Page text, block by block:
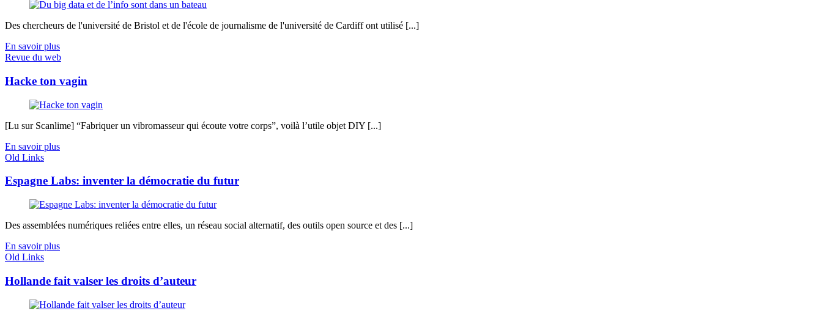
Des chercheurs de l'université de Bristol et de l'école de journalisme de l'université de Cardiff ont utilisé [...]
En savoir plus
Revue du web
Hacke ton vagin
[Lu sur Scanlime] “Fabriquer un vibromasseur qui écoute votre corps”, voilà l’utile objet DIY [...]
En savoir plus
Old Links
Espagne Labs: inventer la démocratie du futur
Des assemblées numériques reliées entre elles, un réseau social alternatif, des outils open source et des [...]
En savoir plus
Old Links
Hollande fait valser les droits d’auteur